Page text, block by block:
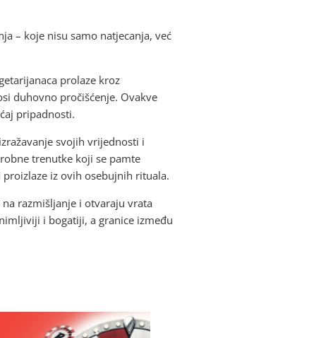
– koje nisu samo natjecanja, već
prolaze kroz
duhovno pročišćenje. Ovakve
pripadnosti.
svojih vrijednosti i
trenutke koji se pamte
iz ovih osebujnih rituala.
razmišljanje i otvaraju vrata
i bogatiji, a granice između